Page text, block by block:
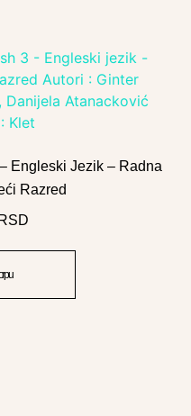
Engleski Jezik – Radna
Razred
RSD